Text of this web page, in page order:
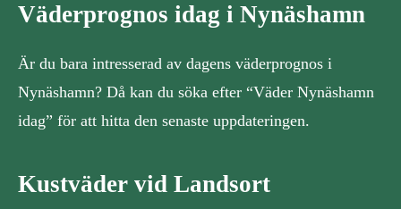
Väderprognos idag i Nynäshamn
Är du bara intresserad av dagens väderprognos i
Nynäshamn? Då kan du söka efter “Väder Nynäshamn
idag” för att hitta den senaste uppdateringen.
Kustväder vid Landsort